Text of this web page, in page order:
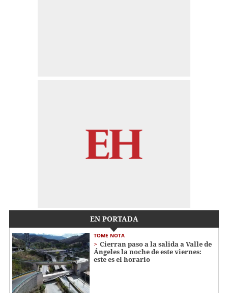
EN PORTADA
TOME NOTA
Cierran paso a la salida a Valle de
Ángeles la noche de este viernes:
este es el horario